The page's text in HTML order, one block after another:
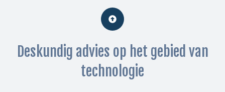
Deskundig advies op het gebied van
technologie